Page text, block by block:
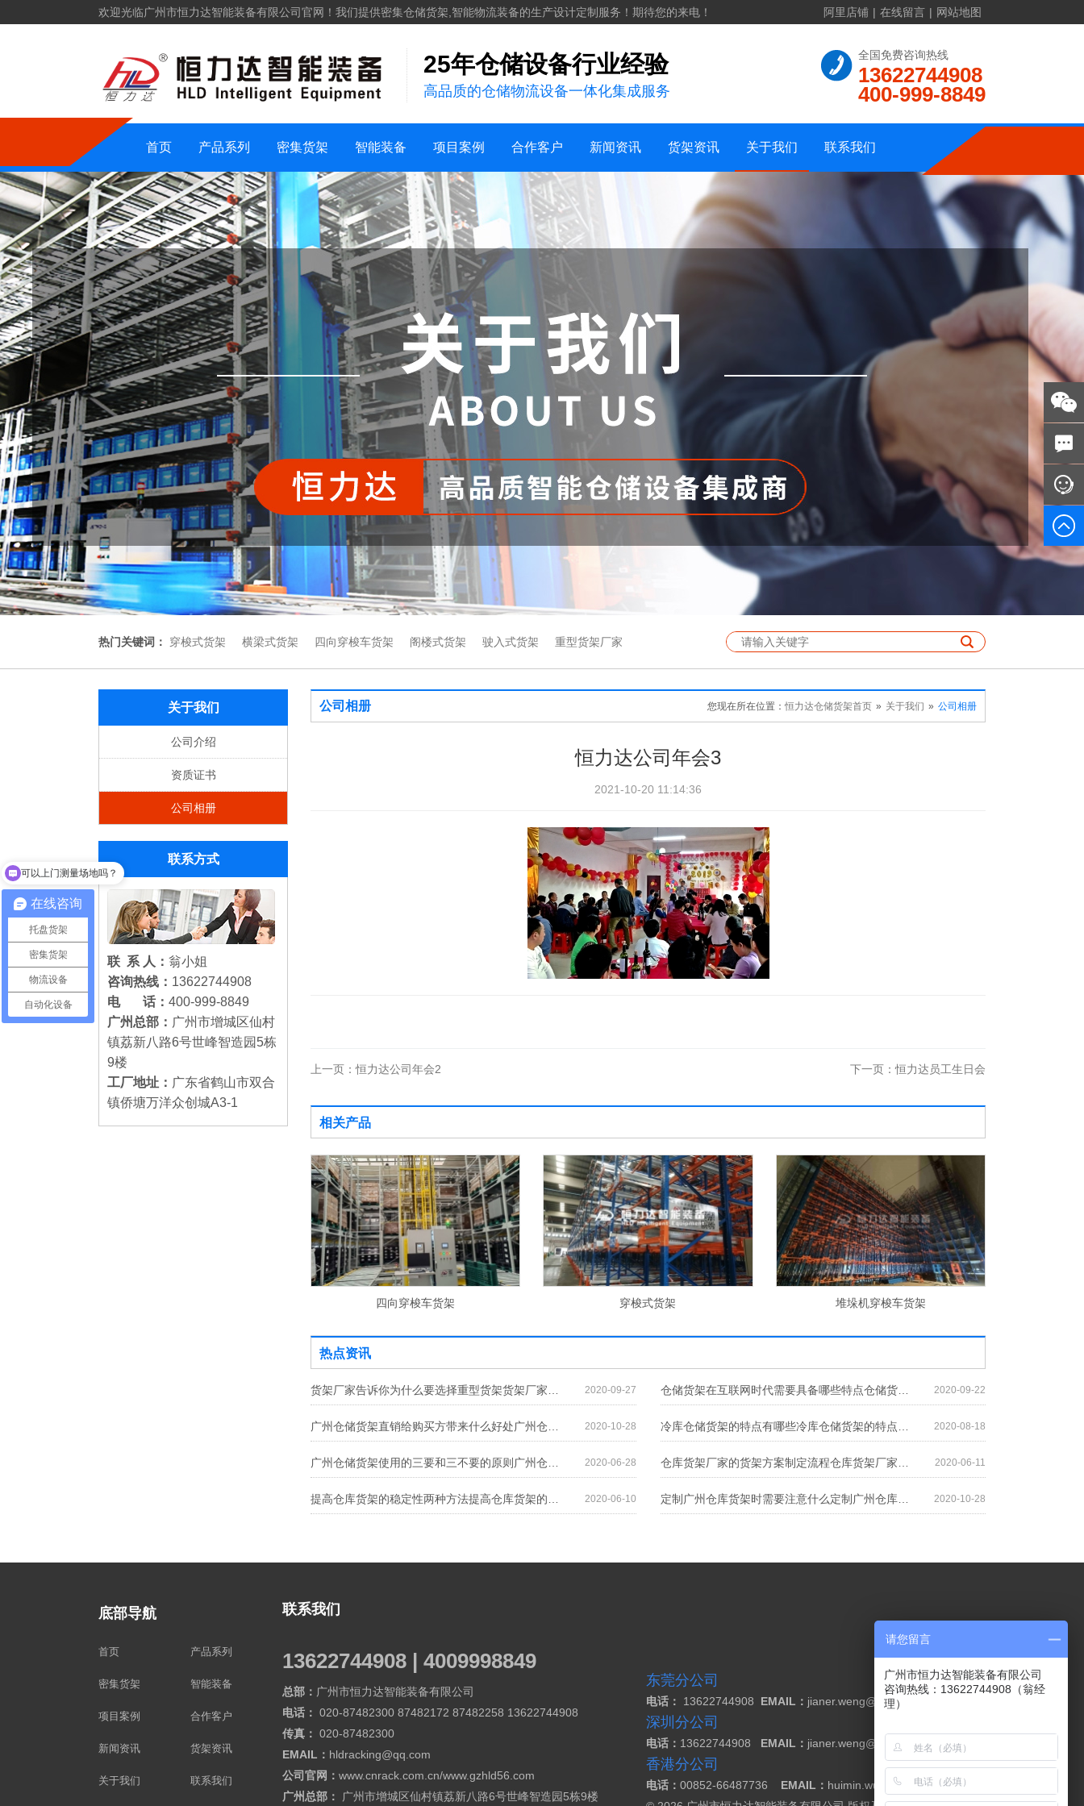
欢迎光临广州市恒力达智能装备有限公司官网！我们提供密集仓储货架,智能物流装备的生产设计定制服务！期待您的来电！ 阿里店铺 | 在线留言 | 网站地图
25年仓储设备行业经验
高品质的仓储物流设备一体化集成服务
全国免费咨询热线
13622744908
400-999-8849
首页 产品系列
密集货架
仓储设备 密集货架 智能装备 项目案例
案例视频
销售地区 合作客户
化工
机械五金建材
新能源 新闻资讯
行业新闻 货架资讯
货架知识 关于我们
公司相册 联系我们
在线留言
网站地图
热门关键词： 穿梭式货架 横梁式货架 四向穿梭车货架 阁楼式货架 驶入式货架 重型货架厂家
关于我们
公司介绍
资质证书
公司相册
联系方式
联 系 人： 翁小姐
咨询热线： 13622744908
电 话： 400-999-8849
广州总部： 广州市增城区仙村
镇荔新八路6号世峰智造园5栋
9楼
工厂地址： 广东省鹤山市双合
镇侨塘万洋众创城A3-1
公司相册 您现在所在位置： 恒力达仓储货架首页 » 关于我们 » 公司相册
恒力达公司年会3
2021-10-20 11:14:36
上一页：恒力达公司年会2 下一页：恒力达员工生日会
相关产品
穿梭式货架 堆垛机穿梭车货架 横梁式货架
热点资讯
2020-09-27 仓储货架在互联网时代需要具备哪些特点仓储货架在互联网时代需要具备哪些特点 2020-09-22
2020-10-28 2020-08-18
2020-06-28 2020-06-11
2020-06-10 定制广州仓库货架时需要注意什么定制广州仓库货架时需要注意什么 2020-10-28
底部导航
首页 产品系列
密集货架 智能装备
项目案例 合作客户
新闻资讯 货架资讯
关于我们 联系我们
联系我们
13622744908 | 4009998849
总部： 广州市恒力达智能装备有限公司
电话： 020-87482300 87482172 87482258 13622744908
传真： 020-87482300
EMAIL： hldracking@qq.com
公司官网： www.cnrack.com.cn/www.gzhld56.com
广州总部：
广州市增城区仙村镇荔新八路6号世峰智造园5栋9楼
东莞分公司
电话： 13622744908 EMAIL： jianer.weng@cnrack.com.cn
深圳分公司
电话： 13622744908 EMAIL： jianer.weng@cnrack.com.cn
香港分公司
电话：00852-66487736 EMAIL： huimin.wu@cnrack.com.cn
在线咨询
托盘货架
密集货架
物流设备
自动化设备
可以上门测量场地吗？
请您留言
广州市恒力达智能装备有限公司
咨询热线：13622744908（翁经
理）